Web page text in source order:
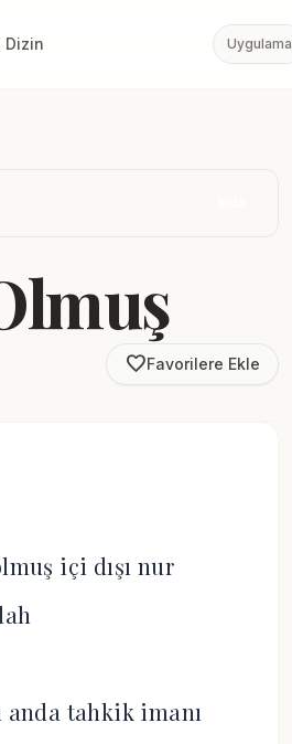
Dizin Uygulama
favorite_borderFavorilere Ekle
içi dışı nur
anda tahkik imanı